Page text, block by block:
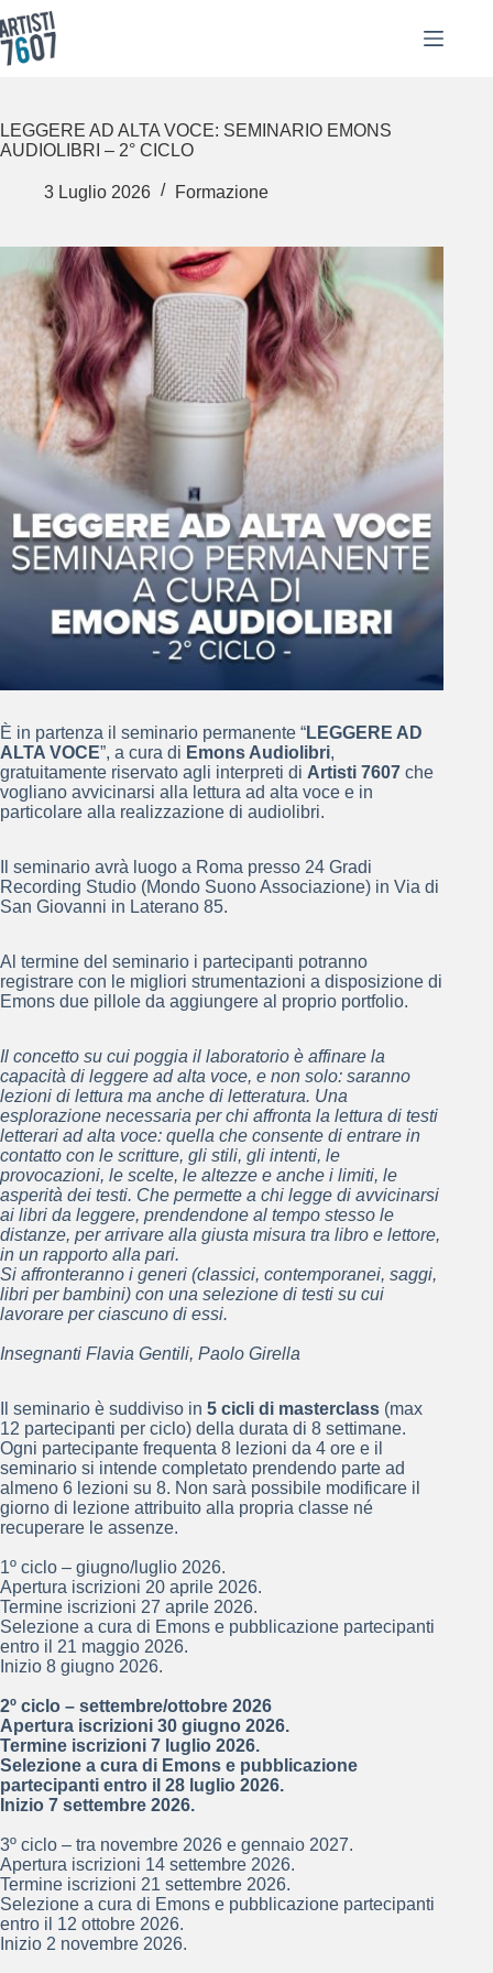
al
contenuto
LEGGERE AD ALTA VOCE: SEMINARIO EMONS
AUDIOLIBRI – 2° CICLO
3 Luglio 2026 Formazione
È in partenza il seminario permanente “LEGGERE AD
ALTA VOCE”, a cura di Emons Audiolibri,
gratuitamente riservato agli interpreti di Artisti 7607 che
vogliano avvicinarsi alla lettura ad alta voce e in
particolare alla realizzazione di audiolibri.
Il seminario avrà luogo a Roma presso 24 Gradi
Recording Studio (Mondo Suono Associazione) in Via di
San Giovanni in Laterano 85.
Al termine del seminario i partecipanti potranno
registrare con le migliori strumentazioni a disposizione di
Emons due pillole da aggiungere al proprio portfolio.
Il concetto su cui poggia il laboratorio è affinare la
capacità di leggere ad alta voce, e non solo: saranno
lezioni di lettura ma anche di letteratura. Una
esplorazione necessaria per chi affronta la lettura di testi
letterari ad alta voce: quella che consente di entrare in
contatto con le scritture, gli stili, gli intenti, le
provocazioni, le scelte, le altezze e anche i limiti, le
asperità dei testi. Che permette a chi legge di avvicinarsi
ai libri da leggere, prendendone al tempo stesso le
distanze, per arrivare alla giusta misura tra libro e lettore,
in un rapporto alla pari.
Si affronteranno i generi (classici, contemporanei, saggi,
libri per bambini) con una selezione di testi su cui
lavorare per ciascuno di essi.
Insegnanti Flavia Gentili, Paolo Girella
Il seminario è suddiviso in 5 cicli di masterclass (max
12 partecipanti per ciclo) della durata di 8 settimane.
Ogni partecipante frequenta 8 lezioni da 4 ore e il
seminario si intende completato prendendo parte ad
almeno 6 lezioni su 8. Non sarà possibile modificare il
giorno di lezione attribuito alla propria classe né
recuperare le assenze.
1º ciclo – giugno/luglio 2026.
Apertura iscrizioni 20 aprile 2026.
Termine iscrizioni 27 aprile 2026.
Selezione a cura di Emons e pubblicazione partecipanti
entro il 21 maggio 2026.
Inizio 8 giugno 2026.
2º ciclo – settembre/ottobre 2026
Apertura iscrizioni 30 giugno 2026.
Termine iscrizioni 7 luglio 2026.
Selezione a cura di Emons e pubblicazione
partecipanti entro il 28 luglio 2026.
Inizio 7 settembre 2026.
3º ciclo – tra novembre 2026 e gennaio 2027.
Apertura iscrizioni 14 settembre 2026.
Termine iscrizioni 21 settembre 2026.
Selezione a cura di Emons e pubblicazione partecipanti
entro il 12 ottobre 2026.
Inizio 2 novembre 2026.